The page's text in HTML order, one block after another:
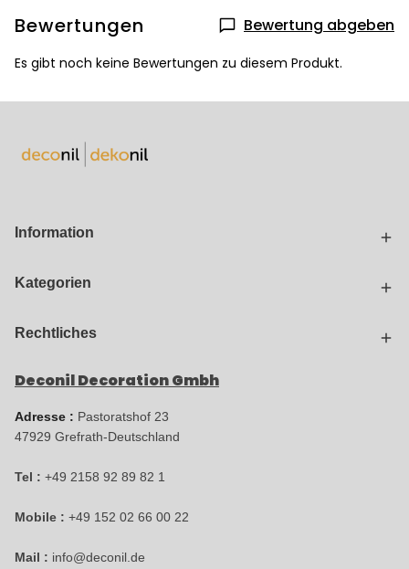
Bewertungen Bewertung abgeben
Es gibt noch keine Bewertungen zu diesem Produkt.
Information
Kategorien
Rechtliches
Deconil Decoration Gmbh
Adresse : Pastoratshof 23
47929 Grefrath-Deutschland
Tel : +49 2158 92 89 82 1
Mobile : +49 152 02 66 00 22
Mail : info@deconil.de